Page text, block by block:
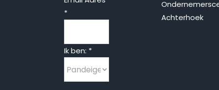
*
Ik ben: *
Achterhoek